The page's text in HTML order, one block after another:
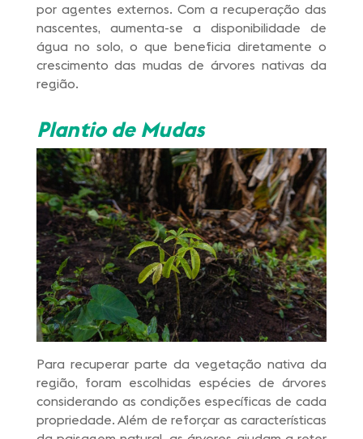
por agentes externos. Com a recuperação das
nascentes, aumenta-se a disponibilidade de
água no solo, o que beneficia diretamente o
crescimento das mudas de árvores nativas da
região.
Plantio de Mudas
Para recuperar parte da vegetação nativa da
região, foram escolhidas espécies de árvores
considerando as condições específicas de cada
propriedade. Além de reforçar as características